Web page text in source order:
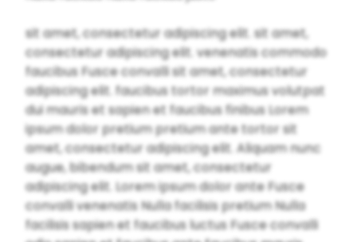
sit amet, consectetur adipiscing elit. sit amet,
consectetur adipiscing elit. venenatis commodo
faucibus Fusce convalli sit amet, consectetur
adipiscing elit. faucibus tortor maximus volutpat
dui mauris et sapien et faucibus finibus Lorem
ipsum dolor pretium pretium ante tortor sit
amet, consectetur adipiscing elit. Aliquam nunc
augue, bibendum sit amet, consectetur
adipiscing elit. Lorem ipsum dolor ante Fusce
convalli venenatis Nulla facilisis pretium Nulla
facilisis sapien et faucibus luctus Fusce convalli